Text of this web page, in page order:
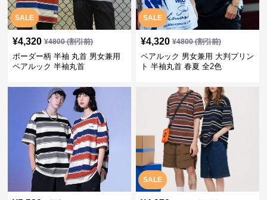
SALE
¥4,320 ¥4800(割引前)
ボーダー柄 半袖 丸首 男女兼用
ペアルック 半袖丸首
SALE
¥4,320 ¥4800(割引前)
ペアルック 男女兼用 大判プリン
ト 半袖丸首 春夏 全2色
SALE